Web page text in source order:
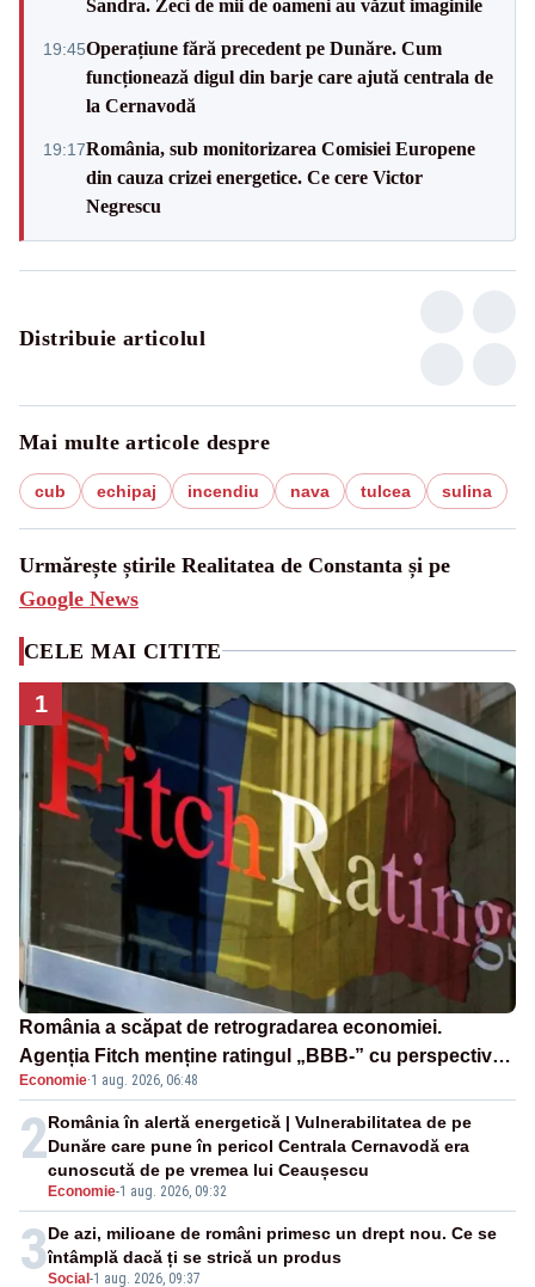
Sandra. Zeci de mii de oameni au văzut imaginile
19:45Operațiune fără precedent pe Dunăre. Cum
funcționează digul din barje care ajută centrala de
la Cernavodă
19:17România, sub monitorizarea Comisiei Europene
din cauza crizei energetice. Ce cere Victor
Negrescu
Distribuie articolul
Mai multe articole despre
cub echipaj incendiu nava tulcea sulina
Urmărește știrile Realitatea de Constanta și pe
Google News
CELE MAI CITITE
1
România a scăpat de retrogradarea economiei.
Agenția Fitch menține ratingul „BBB-” cu perspectivă
negativă
Economie·1 aug. 2026, 06:48
2
Economie-1 aug. 2026, 09:32
România în alertă energetică | Vulnerabilitatea de pe
Dunăre care pune în pericol Centrala Cernavodă era
cunoscută de pe vremea lui Ceaușescu
3Social -1 aug. 2026, 09:37
De azi, milioane de români primesc un drept nou. Ce se
întâmplă dacă ți se strică un produs